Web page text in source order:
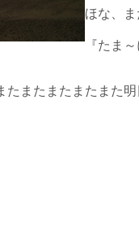
ほな、
『たま
たまたまたまたまた